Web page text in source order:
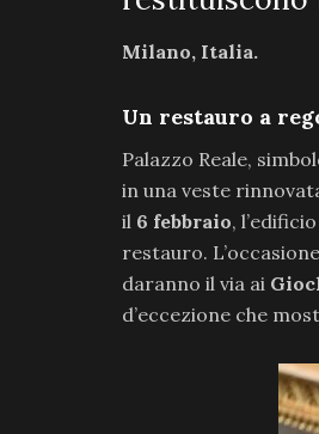
Milano, Italia.
Un restauro a
Palazzo Reale,
in una veste
il 6 febbraio,
restauro.
daranno il via ai
d’eccezione che